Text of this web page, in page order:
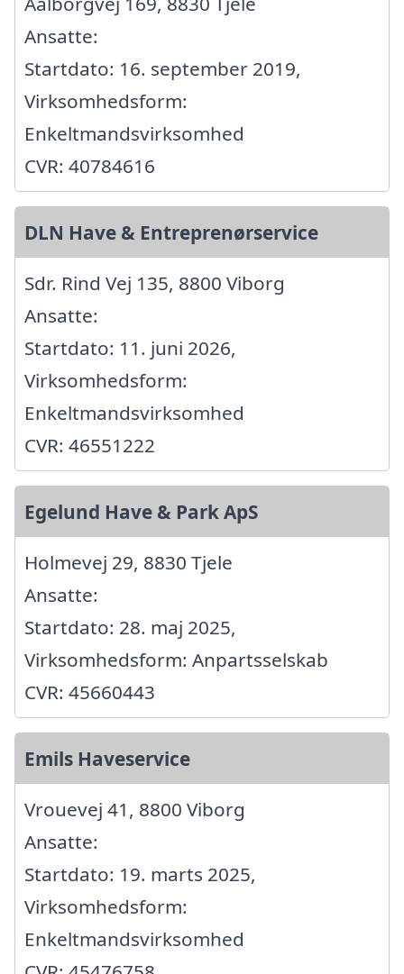
Ansatte:
Startdato: 16. september 2019,
Virksomhedsform:
Enkeltmandsvirksomhed
CVR: 40784616
DLN Have & Entreprenørservice
Sdr. Rind Vej 135, 8800 Viborg
Ansatte:
Startdato: 11. juni 2026,
Virksomhedsform:
Enkeltmandsvirksomhed
CVR: 46551222
Egelund Have & Park ApS
Holmevej 29, 8830 Tjele
Ansatte:
Startdato: 28. maj 2025,
Virksomhedsform: Anpartsselskab
CVR: 45660443
Emils Haveservice
Vrouevej 41, 8800 Viborg
Ansatte:
Startdato: 19. marts 2025,
Virksomhedsform:
Enkeltmandsvirksomhed